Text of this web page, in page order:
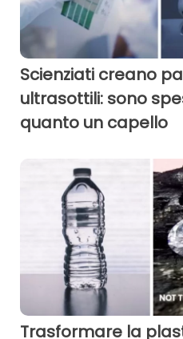
Scienziati creano
ultrasottili: sono
quanto un capello
Trasformare la